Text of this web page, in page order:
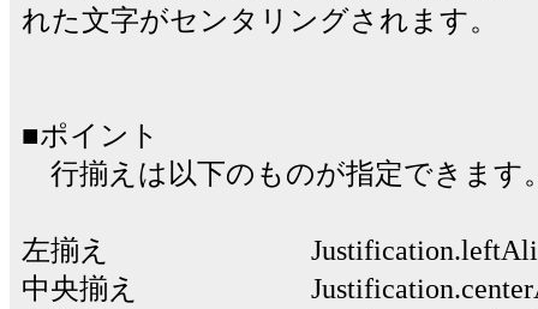
れた文字がセンタリングされます。
■ポイント
行揃えは以下のものが指定できます
左揃え
中央揃え